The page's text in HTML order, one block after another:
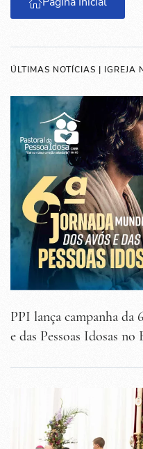
ÚLTIMAS NOTÍCIAS | IGREJA
PPI lança campanha da
e das Pessoas Idosas no